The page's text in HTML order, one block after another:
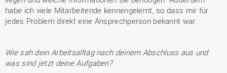
habe ich viele Mitarbeitende kennengelernt, so dass mir für
jedes Problem direkt eine Ansprechperson bekannt war.
Wie sah dein Arbeitsalltag nach deinem Abschluss aus und
was sind jetzt deine Aufgaben?